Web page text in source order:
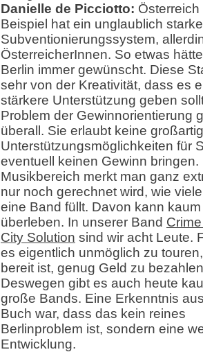
Danielle de Picciotto: Österreich
Beispiel hat ein unglaublich
Subventionierungssystem,
ÖsterreicherInnen. So etwas
Berlin immer gewünscht. Diese
sehr von der Kreativität, dass es
stärkere Unterstützung geben
Problem der Gewinnorientierung
überall. Sie erlaubt keine
Unterstützungsmöglichkeiten für
eventuell keinen Gewinn bringen.
Musikbereich merkt man ganz
nur noch gerechnet wird, wie
eine Band füllt. Davon kann
überleben. In unserer Band
City Solution sind wir acht Leute.
es eigentlich unmöglich zu
bereit ist, genug Geld zu
Deswegen gibt es auch heute
große Bands. Eine Erkenntnis
Buch war, dass das kein reines
Berlinproblem ist, sondern eine
Entwicklung.